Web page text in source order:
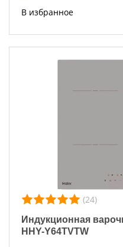
В избранное
(24)
Индукционная
HHY-Y64TVTW